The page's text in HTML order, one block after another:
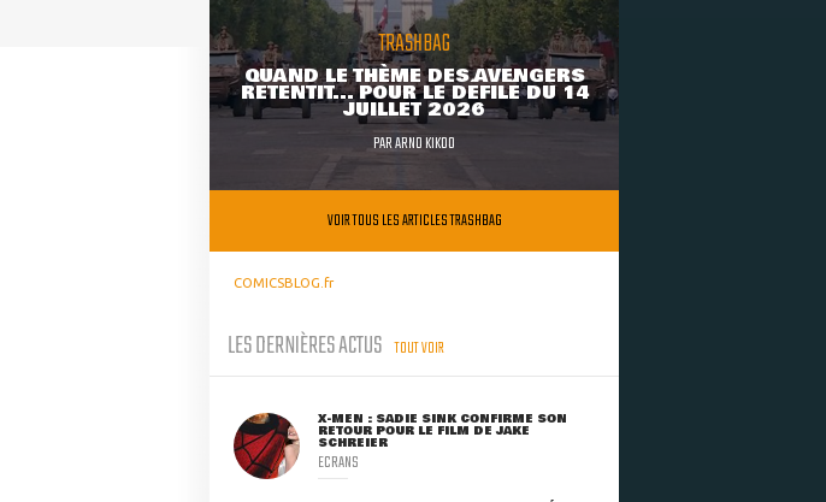
TRASHBAG
QUAND LE THÈME DES AVENGERS
RETENTIT... POUR LE DÉFILÉ DU 14
JUILLET 2026
PARARNO KIKOO
VOIR TOUS LES ARTICLES TRASHBAG
COMICSBLOG.fr
LES DERNIÈRES ACTUS TOUT VOIR
X-MEN : SADIE SINK CONFIRME SON
RETOUR POUR LE FILM DE JAKE
SCHREIER
ECRANS